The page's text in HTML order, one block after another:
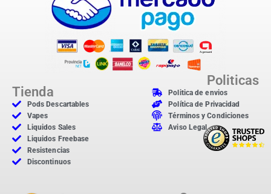
Tienda
Pods Descartables
Vapes
Liquidos Sales
Liquidos Freebase
Resistencias
Discontinuos
Politicas
Politica de envios
Política de Privacidad
Términos y Condiciones
Aviso Legal